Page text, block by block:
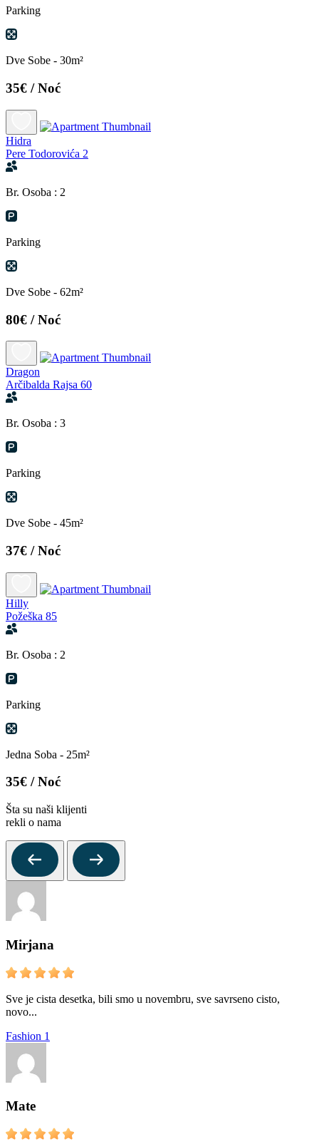
Parking
Dve Sobe - 30m²
35€ / Noć
Hidra
Pere Todorovića 2
Br. Osoba : 2
Parking
Dve Sobe - 62m²
80€ / Noć
Dragon
Arčibalda Rajsa 60
Br. Osoba : 3
Parking
Dve Sobe - 45m²
37€ / Noć
Hilly
Požeška 85
Br. Osoba : 2
Parking
Jedna Soba - 25m²
35€ / Noć
Šta su naši klijenti
rekli o nama
Mirjana
Sve je cista desetka, bili smo u novembru, sve savrseno cisto,
novo...
Fashion 1
Mate